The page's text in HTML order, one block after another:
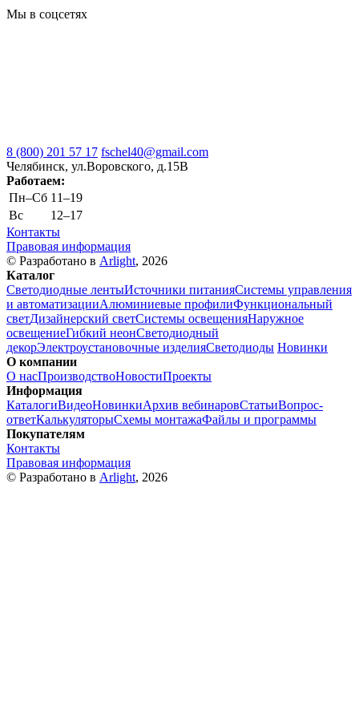
Мы в соцсетях
8 (800) 201 57 17 fschel40@gmail.com
Челябинск, ул.Воровского, д.15В
Работаем:
Пн–Cб 11–19
Вс
12–17
Контакты
Правовая информация
© Разработано в Arlight, 2026
Каталог
Светодиодные лентыИсточники питанияСистемы управления
и автоматизацииАлюминиевые профилиФункциональный
светДизайнерский светСистемы освещенияНаружное
освещениеГибкий неонСветодиодный
декорЭлектроустановочные изделияСветодиоды Новинки
О компании
О насПроизводствоНовостиПроекты
Информация
КаталогиВидеоНовинкиАрхив вебинаровСтатьиВопрос-
ответКалькуляторыСхемы монтажаФайлы и программы
Покупателям
Контакты
Правовая информация
© Разработано в Arlight, 2026